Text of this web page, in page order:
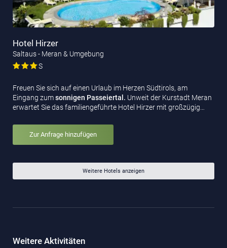
Hotel Hirzer
Saltaus - Meran & Umgebung
S
Freuen Sie sich auf einen Urlaub im Herzen Südtirols, am
Eingang zumsonnigen Passeiertal. Unweit der Kurstadt Meran
erwartet Sie das familiengeführte Hotel Hirzer mit großzügig…
Zur Anfrage hinzufügen
Weitere Hotels anzeigen
Weitere Aktivitäten